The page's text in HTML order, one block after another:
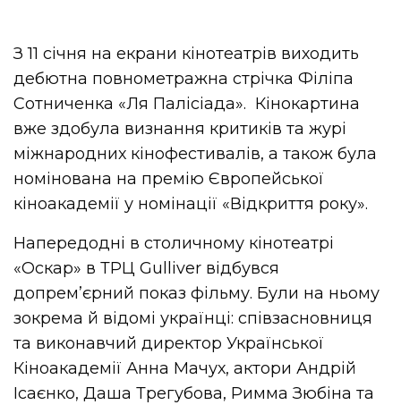
З 11 січня на екрани кінотеатрів виходить
дебютна повнометражна стрічка Філіпа
Сотниченка «Ля Палісіада». Кінокартина
вже здобула визнання критиків та журі
міжнародних кінофестивалів, а також була
номінована на премію Європейської
кіноакадемії у номінації «Відкриття року».
Напередодні в столичному кінотеатрі
«Оскар» в ТРЦ Gulliver відбувся
допрем’єрний показ фільму. Були на ньому
зокрема й відомі українці: співзасновниця
та виконавчий директор Української
Кіноакадемії Анна Мачух, актори Андрій
Ісаєнко, Даша Трегубова, Римма Зюбіна та